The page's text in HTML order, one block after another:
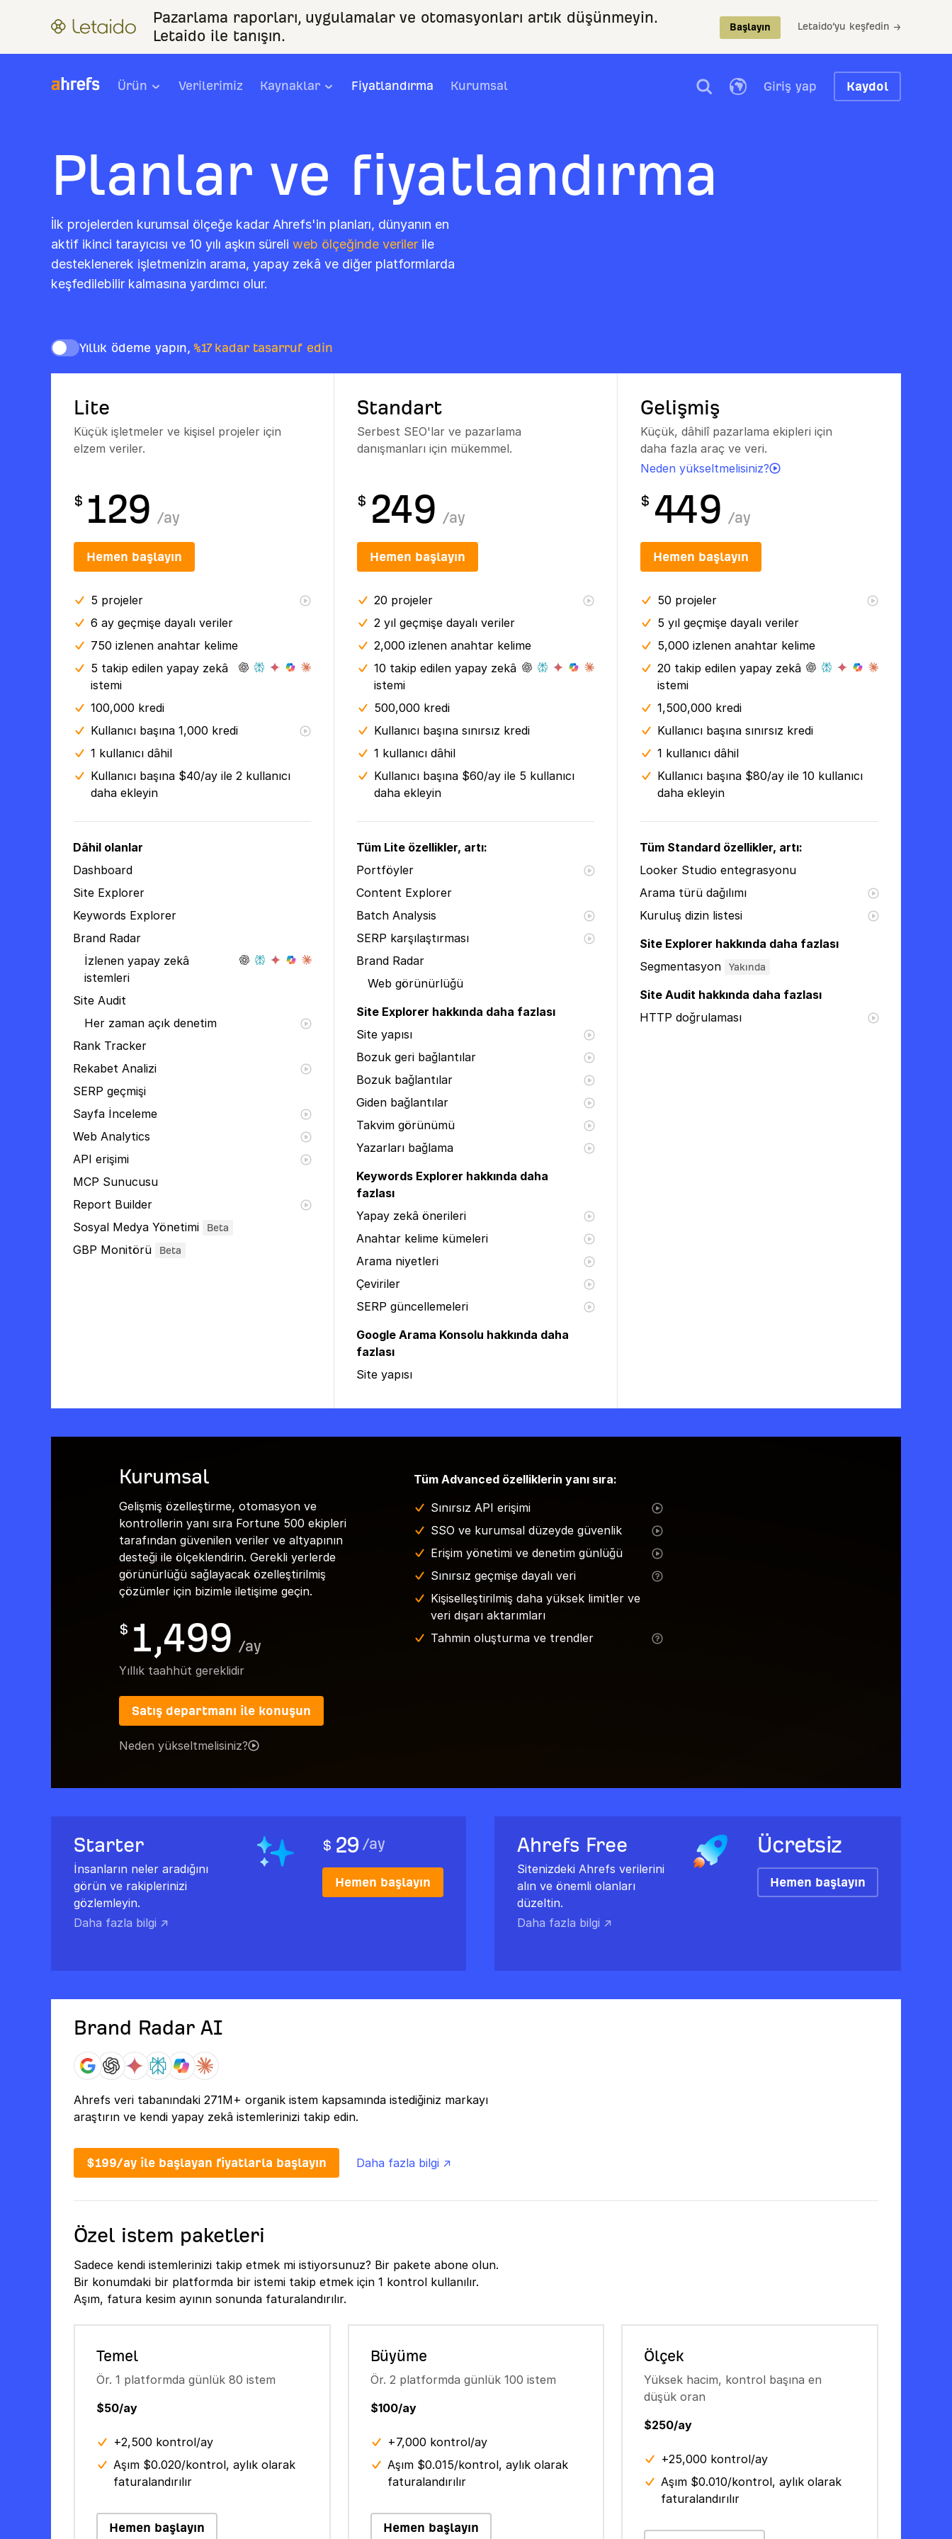
Pazarlama raporları, uygulamalar ve otomasyonları artık düşünmeyin.
Letaido ile tanışın.
Başlayın Letaido’yu keşfedin →
Ürün Verilerimiz Kaynaklar Fiyatlandırma Kurumsal Giriş yap Kaydol
Planlar ve fiyatlandırma
İlk projelerden kurumsal ölçeğe kadar Ahrefs'in planları, dünyanın en
aktif ikinci tarayıcısı ve 10 yılı aşkın süreli web ölçeğinde veriler ile
desteklenerek işletmenizin arama, yapay zekâ ve diğer platformlarda
keşfedilebilir kalmasına yardımcı olur.
Yıllık ödeme yapın, %17 kadar tasarruf edin
Lite
Küçük işletmeler ve kişisel projeler için
elzem veriler.
Standart
Serbest SEO'lar ve pazarlama
danışmanları için mükemmel.
Gelişmiş
Küçük, dâhilî pazarlama ekipleri için
daha fazla araç ve veri.
Neden yükseltmelisiniz?
$ 129 /ay
$ 249 /ay
$ 449 /ay
Hemen başlayın Hemen başlayın Hemen başlayın
5 projeler
6 ay geçmişe dayalı veriler
750 izlenen anahtar kelime
5 takip edilen yapay zekâ
istemi
100,000 kredi
Kullanıcı başına 1,000 kredi
1 kullanıcı dâhil
Kullanıcı başına $40/ay ile 2 kullanıcı
daha ekleyin
20 projeler
2 yıl geçmişe dayalı veriler
2,000 izlenen anahtar kelime
10 takip edilen yapay zekâ
istemi
500,000 kredi
Kullanıcı başına sınırsız kredi
1 kullanıcı dâhil
Kullanıcı başına $60/ay ile 5 kullanıcı
daha ekleyin
50 projeler
5 yıl geçmişe dayalı veriler
5,000 izlenen anahtar kelime
20 takip edilen yapay zekâ
istemi
1,500,000 kredi
Kullanıcı başına sınırsız kredi
1 kullanıcı dâhil
Kullanıcı başına $80/ay ile 10 kullanıcı
daha ekleyin
Dâhil olanlar
Dashboard
Site Explorer
Keywords Explorer
Brand Radar
İzlenen yapay zekâ
istemleri
Site Audit
Her zaman açık denetim
Rank Tracker
Rekabet Analizi
SERP geçmişi
Sayfa İnceleme
Web Analytics
API erişimi
MCP Sunucusu
Report Builder
Sosyal Medya Yönetimi
Beta
GBP Monitörü Beta
Tüm Lite özellikler, artı:
Portföyler
Content Explorer
Batch Analysis
SERP karşılaştırması
Brand Radar
Web görünürlüğü
Site Explorer hakkında daha fazlası
Site yapısı
Bozuk geri bağlantılar
Bozuk bağlantılar
Giden bağlantılar
Takvim görünümü
Yazarları bağlama
Keywords Explorer hakkında daha
fazlası
Yapay zekâ önerileri
Anahtar kelime kümeleri
Arama niyetleri
Çeviriler
SERP güncellemeleri
Google Arama Konsolu hakkında daha
fazlası
Site yapısı
Tüm Standard özellikler, artı:
Looker Studio entegrasyonu
Arama türü dağılımı
Kuruluş dizin listesi
Site Explorer hakkında daha fazlası
Segmentasyon
Yakında
Site Audit hakkında daha fazlası
HTTP doğrulaması
Kurumsal
Gelişmiş özelleştirme, otomasyon ve
kontrollerin yanı sıra Fortune 500 ekipleri
tarafından güvenilen veriler ve altyapının
desteği ile ölçeklendirin. Gerekli yerlerde
görünürlüğü sağlayacak özelleştirilmiş
çözümler için bizimle iletişime geçin.
$ 1,499 /ay
Yıllık taahhüt gereklidir
Satış departmanı ile konuşun
Neden yükseltmelisiniz?
Tüm Advanced özelliklerin yanı sıra:
Sınırsız API erişimi
SSO ve kurumsal düzeyde güvenlik
Erişim yönetimi ve denetim günlüğü
Sınırsız geçmişe dayalı veri
Kişiselleştirilmiş daha yüksek limitler ve
veri dışarı aktarımları
Tahmin oluşturma ve trendler
Starter
İnsanların neler aradığını
görün ve rakiplerinizi
gözlemleyin.
Daha fazla bilgi ↗
$ 29 /ay
Hemen başlayın
Ahrefs Free
Sitenizdeki Ahrefs verilerini
alın ve önemli olanları
düzeltin.
Daha fazla bilgi ↗
Ücretsiz
Hemen başlayın
Brand Radar AI
Ahrefs veri tabanındaki 271M+ organik istem kapsamında istediğiniz markayı
araştırın ve kendi yapay zekâ istemlerinizi takip edin.
$199/ay ile başlayan fiyatlarla başlayın Daha fazla bilgi ↗
Özel istem paketleri
Sadece kendi istemlerinizi takip etmek mi istiyorsunuz? Bir pakete abone olun.
Bir konumdaki bir platformda bir istemi takip etmek için 1 kontrol kullanılır.
Aşım, fatura kesim ayının sonunda faturalandırılır.
Temel
Ör. 1 platformda günlük 80 istem
$50/ay
+2,500 kontrol/ay
Aşım $0.020/kontrol, aylık olarak
faturalandırılır
Hemen başlayın
Büyüme
Ör. 2 platformda günlük 100 istem
$100/ay
+7,000 kontrol/ay
Aşım $0.015/kontrol, aylık olarak
faturalandırılır
Hemen başlayın
Ölçek
Yüksek hacim, kontrol başına en
düşük oran
$250/ay
+25,000 kontrol/ay
Aşım $0.010/kontrol, aylık olarak
faturalandırılır